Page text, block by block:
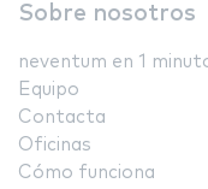
Sobre nosotros
neventum en 1
Equipo
Contacta
Oficinas
Cómo funciona